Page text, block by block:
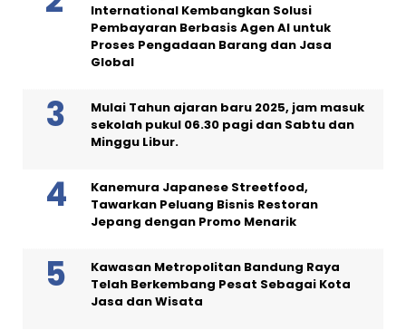
International Kembangkan Solusi
Pembayaran Berbasis Agen AI untuk
Proses Pengadaan Barang dan Jasa
Global
Mulai Tahun ajaran baru 2025, jam masuk
sekolah pukul 06.30 pagi dan Sabtu dan
Minggu Libur.
Kanemura Japanese Streetfood,
Tawarkan Peluang Bisnis Restoran
Jepang dengan Promo Menarik
Kawasan Metropolitan Bandung Raya
Telah Berkembang Pesat Sebagai Kota
Jasa dan Wisata